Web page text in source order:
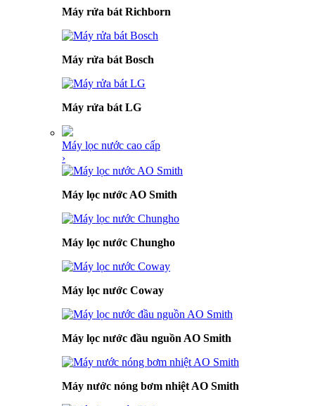
Máy rửa bát Richborn
Máy rửa bát Bosch
Máy rửa bát LG
Máy lọc nước cao cấp
›
Máy lọc nước AO Smith
Máy lọc nước Chungho
Máy lọc nước Coway
Máy lọc nước đầu nguồn AO Smith
Máy nước nóng bơm nhiệt AO Smith